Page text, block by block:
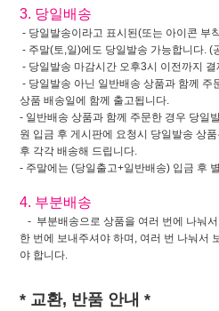
3. 당일배송
- 당일발송이라고 표시된(또는 아이콘 부
- 주말(토,일)에도 당일발송 가능합니다. (
- 당일발송 마감시간 오후3시 이전까지
- 당일발송 아닌 일반배송 상품과 함께 주
상품 배송일에 함께 출고됩니다.
- 일반배송 상품과 함께 주문한 경우 당일
원 입금 후 게시판에 요청시 당일발송 상
후 각각 배송해 드립니다.
- 주말에는 (당일출고+일반배송) 입금 후
4. 부분배송
- 부분배송으로 상품을 여러 번에 나눠
한 번에 보내주셔야 하며, 여러 번 나눠서
야 합니다.
* 교환, 반품 안내 *